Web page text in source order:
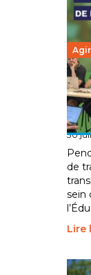
fait
30
de
sein
Lire